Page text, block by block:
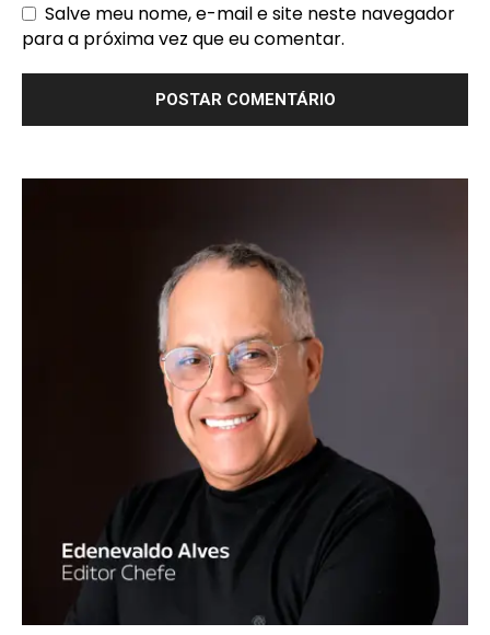
Salve meu nome, e-mail e site neste navegador
para a próxima vez que eu comentar.